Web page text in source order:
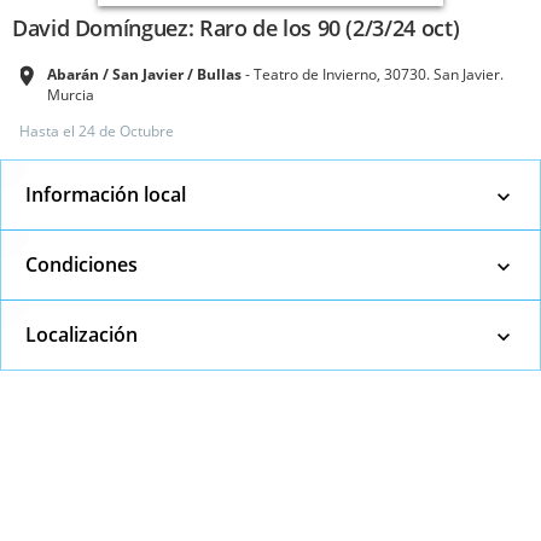
David Domínguez: Raro de los 90 (2/3/24 oct)
Abarán / San Javier / Bullas Teatro de Invierno, 30730. San Javier.
Murcia
Hasta el 24 de Octubre
Información local
Condiciones
Localización